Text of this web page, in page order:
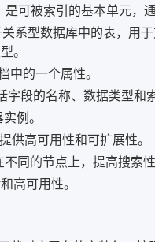
可被索引的基本单元，
系型数据库中的表，用
。
中的一个属性。
段的名称、数据类型和
例。
供高可用性和可扩展性。
同的节点上，提高搜索性
高可用性。